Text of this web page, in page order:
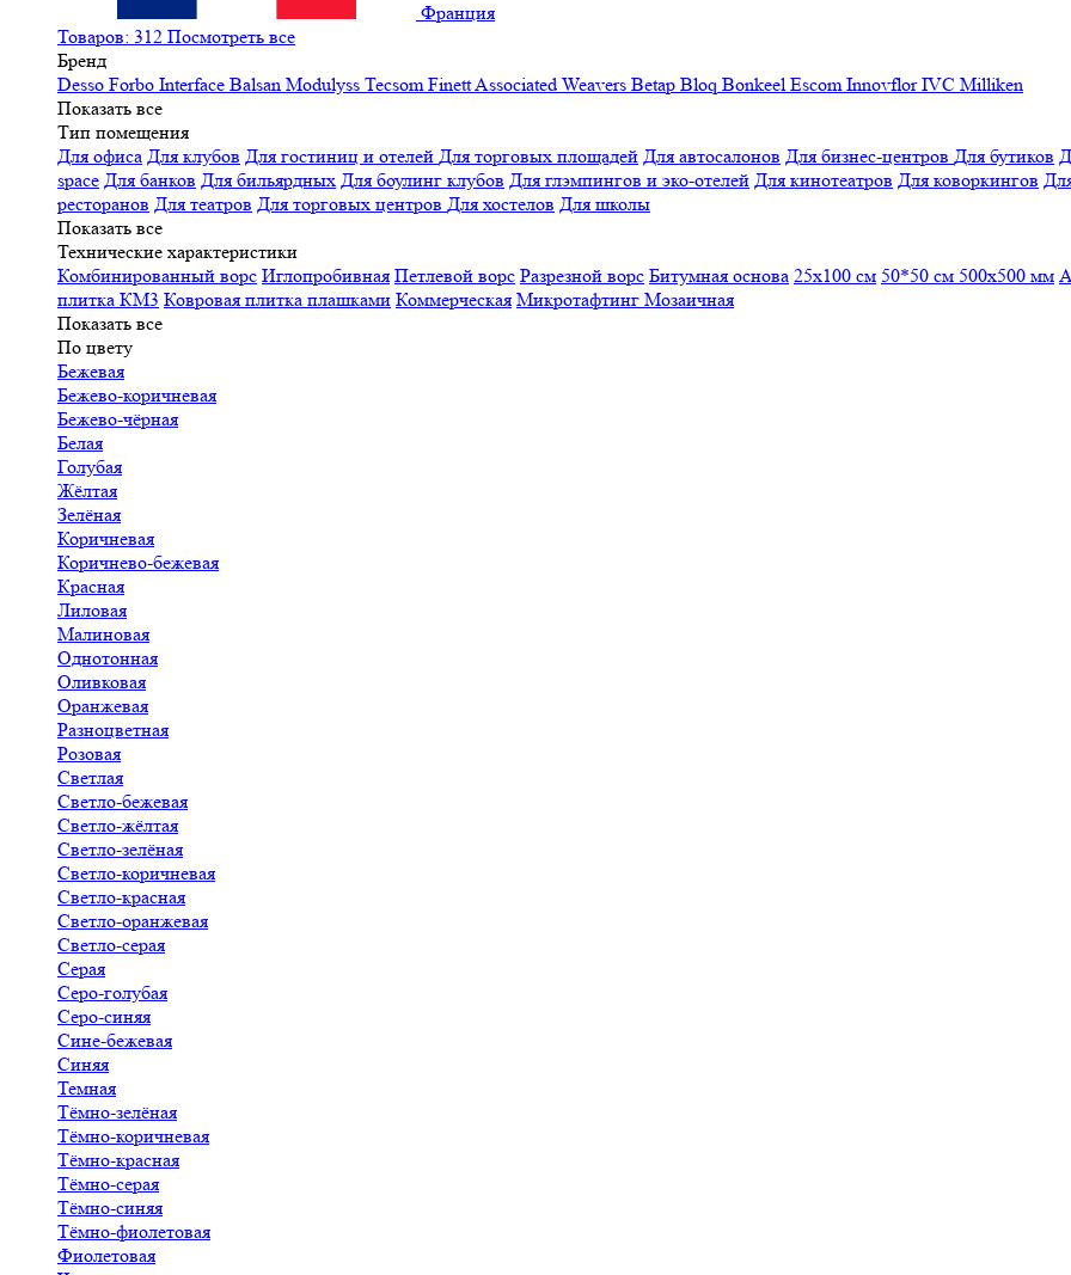
Франция
Товаров: 312 Посмотреть все
Бренд
Desso Forbo Interface Balsan Modulyss Tecsom FinettAssociated Weavers Betap Bloq Bonkeel Escom Innovflor IVC Milliken
Показать все
Тип помещения
Для офиса Для клубов Для гостиниц и отелей Для торговых площадей Для автосалонов Для бизнес-центров Для бутиков
space Для банков Для бильярдных Для боулинг клубов Для глэмпингов и эко-отелей Для кинотеатров Для коворкингов
ресторанов Для театров Для торговых центров Для хостелов Для школы
Показать все
Технические характеристики
Комбинированный ворс Иглопробивная Петлевой ворс Разрезной ворс Битумная основа 25x100 см 50*50 см 500х500 мм
плитка КМ3 Ковровая плитка плашками Коммерческая Микротафтинг Мозаичная
Показать все
По цвету
Бежевая
Бежево-коричневая
Бежево-чёрная
Белая
Голубая
Жёлтая
Зелёная
Коричневая
Коричнево-бежевая
Красная
Лиловая
Малиновая
Однотонная
Оливковая
Оранжевая
Разноцветная
Розовая
Светлая
Светло-бежевая
Светло-жёлтая
Светло-зелёная
Светло-коричневая
Светло-красная
Светло-оранжевая
Светло-серая
Серая
Серо-голубая
Серо-синяя
Сине-бежевая
Синяя
Темная
Тёмно-зелёная
Тёмно-коричневая
Тёмно-красная
Тёмно-серая
Тёмно-синяя
Тёмно-фиолетовая
Фиолетовая